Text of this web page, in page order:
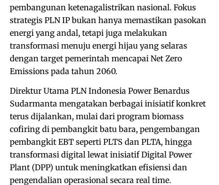
pembangunan ketenagalistrikan nasional. Fokus
strategis PLN IP bukan hanya memastikan pasokan
energi yang andal, tetapi juga melakukan
transformasi menuju energi hijau yang selaras
dengan target pemerintah mencapai Net Zero
Emissions pada tahun 2060.
Direktur Utama PLN Indonesia Power Benardus
Sudarmanta mengatakan berbagai inisiatif konkret
terus dijalankan, mulai dari program biomass
cofiring di pembangkit batu bara, pengembangan
pembangkit EBT seperti PLTS dan PLTA, hingga
transformasi digital lewat inisiatif Digital Power
Plant (DPP) untuk meningkatkan efisiensi dan
pengendalian operasional secara real time.